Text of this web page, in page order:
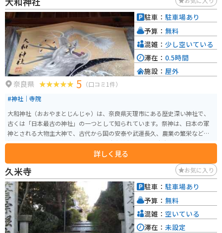
石舞台古墳や高松塚古墳など、歴史的な観光スポットがたくさんあります。レ
ンタサイクルも利用できるので、サイクリングで周辺を散策するのもおすす
めです。
奈良県 5 （口コミ1件）
#神社｜寺院
大和神社（おおやまとじんじゃ）は、奈良県天理市にある歴史深い神社で、
古くは「日本最古の神社」の一つとして知られています。祭神は、日本の軍
神とされる大物主大神で、古代から国の安泰や武運長久、農業の繁栄などを
祈る場として信仰を集めてきました。大和神社の境内は広大で、静寂な雰囲
気が漂い、四季折々の自然が楽しめる美しい場所です。特に春には桜が咲き
誇り、多くの参拝者が訪れます。 また、重要文化財に指定されている本殿や
拝殿は、古代の建築様式を今に伝える貴重な建造物です。毎年10月には「大
和神社例大祭」が行われ、神輿渡御や伝統的な舞楽が奉納されるなど、地域
の重要な行事として賑わいます。神社は、歴史的な背景と自然の美しさを楽
しめる奈良県の代表的な神社の一つです。戦争つい没者の慰霊碑があり、小
さい資料館もあります。そこには戦艦大和の模型がおいており、貴重な写真
なども見ることができます。
詳しく見る
駐車： 駐車場あり
予算： 無料
混雑： 少し空いている
滞在： 0.5時間
施設： 屋外
久米寺 お気に入り
駐車： 駐車場あり
予算： 無料
混雑： 空いている
滞在： 未設定